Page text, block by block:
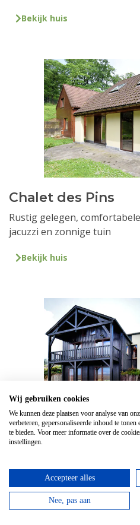
Bekijk huis
Chalet des Pins
Rustig gelegen,
jacuzzi en zonnige tuin
Bekijk huis
Chalet Bellevue
een schitterende landschap
Bekijk huis
Wij gebruiken cookies
We kunnen deze plaatsen voor analyse van
verbeteren, gepersonaliseerde inhoud te
te bieden. Voor meer informatie over de
instellingen.
Accepteer alles
Nee, pas aan